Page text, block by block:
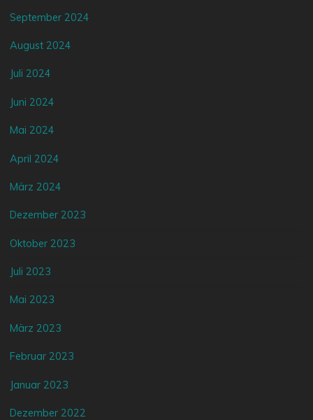
September 2024
August 2024
Juli 2024
Juni 2024
Mai 2024
April 2024
März 2024
Dezember 2023
Oktober 2023
Juli 2023
Mai 2023
März 2023
Februar 2023
Januar 2023
Dezember 2022